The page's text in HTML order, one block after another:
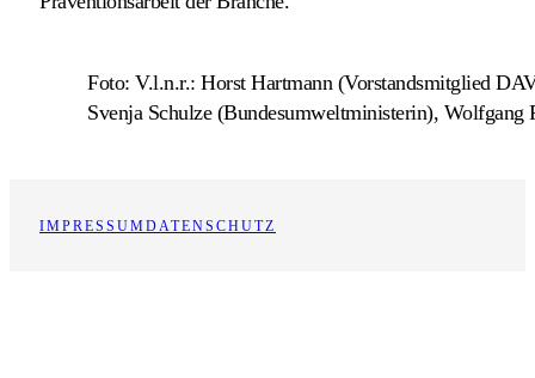
Foto: V.l.n.r.: Horst Hartmann (Vorstandsmitglied
Svenja Schulze (Bundesumweltministerin),
IMPRESSUMDATENSCHUTZ